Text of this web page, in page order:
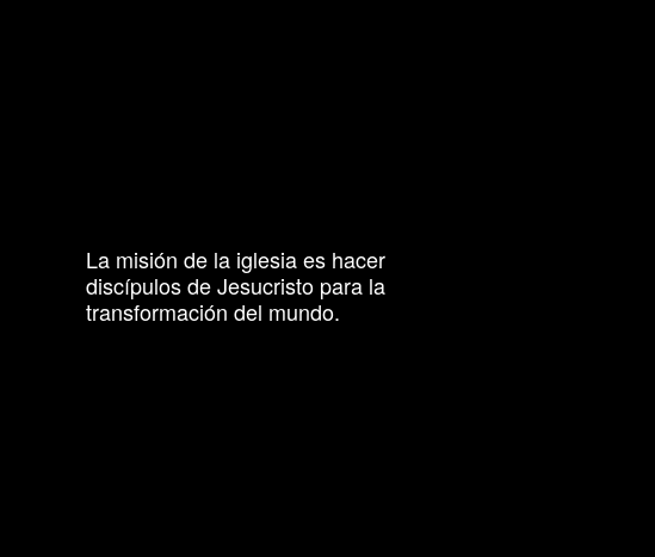
La misión de la iglesia es hacer
discípulos de Jesucristo para la
transformación del mundo.